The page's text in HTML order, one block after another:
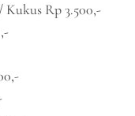
Kukus Rp 3.500,-